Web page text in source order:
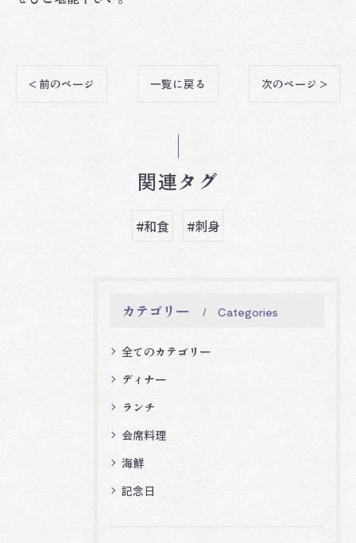
< 前のページ 一覧に戻る 次のページ >
関連タグ
#和食 #刺身
カテゴリー Categories
全てのカテゴリー
ディナー
ランチ
会席料理
海鮮
記念日